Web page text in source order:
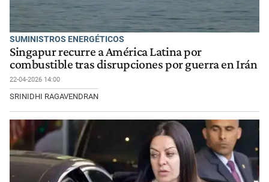
SUMINISTROS ENERGÉTICOS
Singapur recurre a América Latina por
combustible tras disrupciones por guerra en Irán
22-04-2026 14:00
SRINIDHI RAGAVENDRAN